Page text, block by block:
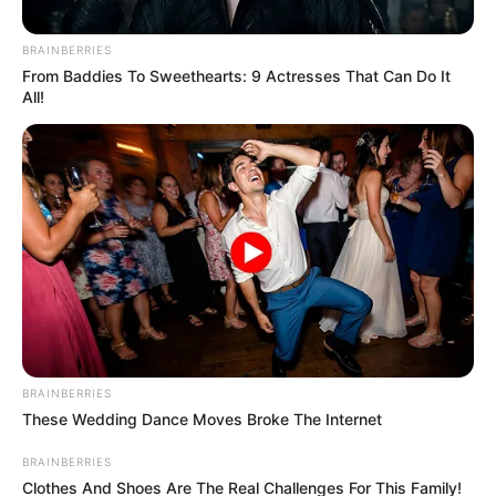
Instagram @jhonnyrivera
Por:Mayra Baquero
Enero 2, 2023
BRAINBERRIES
From Baddies To Sweethearts: 9 Actresses That Can Do It
All!
BRAINBERRIES
These Wedding Dance Moves Broke The Internet
BRAINBERRIES
Clothes And Shoes Are The Real Challenges For This Family!